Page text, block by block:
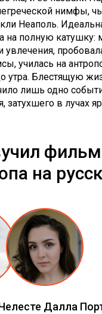
нимфы,
Неаполь.
на полную катушку:
училась на
утра. Блестящую
лишь одно
затухшего в лучах
фильм
на
Далла